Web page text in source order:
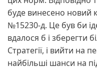
буде винесено новий
№15230-д. Це був би
вдалося б і зберегти
Стратегії, і вийти на
найбільші шанси на